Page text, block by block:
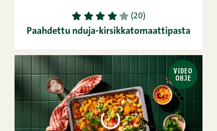
1 2 3 4 5 (20)
Paahdettu nduja-kirsikkatomaattipasta
VIDEO
OHJE